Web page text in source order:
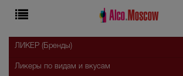
ЛИКЕР (Бренды)
Ликеры по видам и вкусам